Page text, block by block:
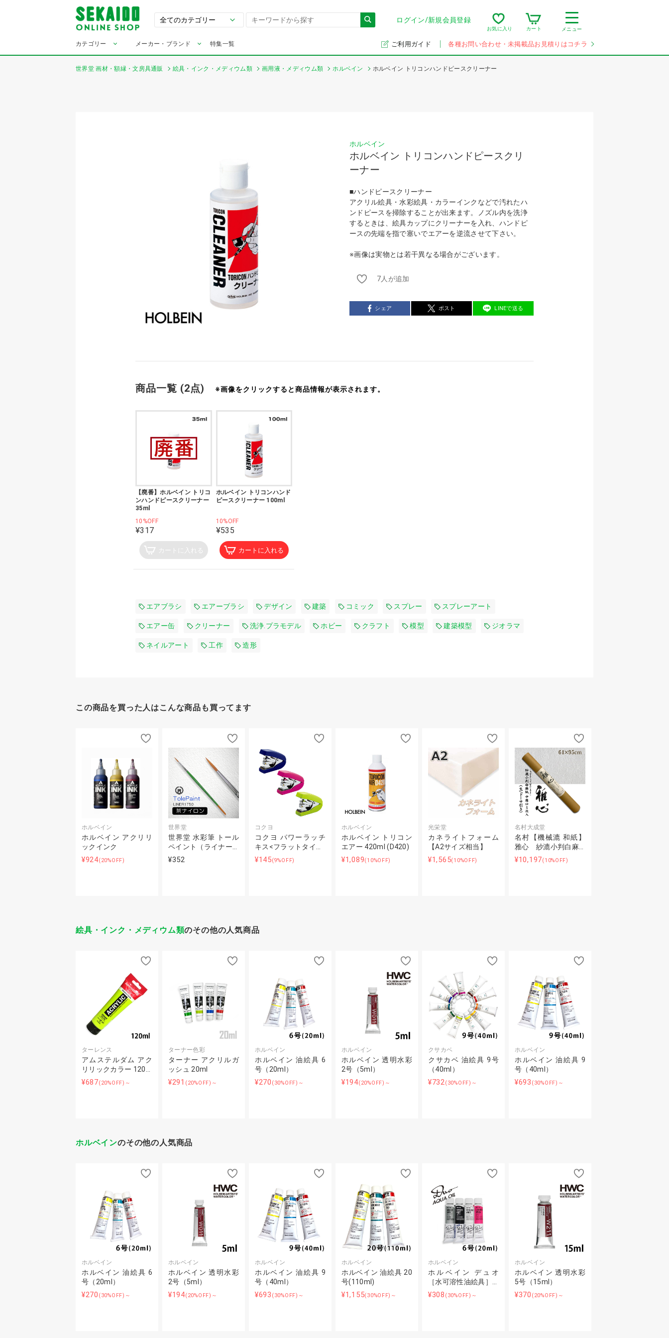
ログイン/新規会員登録
お気に入り カート メニュー
カテゴリー メーカー・ブランド 特集一覧 ご利用ガイド 各種お問い合わせ・未掲載品お見積りはコチラ
世界堂 画材・額縁・文房具通販 絵具・インク・メディウム類 画用液・メディウム類 ホルベイン ホルベイン トリコンハンドピースクリーナー
ホルベイン
ホルベイン トリコンハンドピースクリ
ーナー
■ハンドピースクリーナー
アクリル絵具・水彩絵具・カラーインクなどで汚れたハ
ンドピースを掃除することが出来ます。ノズル内を洗浄
するときは、絵具カップにクリーナーを入れ、ハンドピ
ースの先端を指で塞いでエアーを逆流させて下さい。
※画像は実物とは若干異なる場合がございます。
7人が追加
シェア ポスト LINEで送る
商品一覧 (2点) ※画像をクリックすると商品情報が表示されます。
【廃番】ホルベイン トリコ
ンハンドピースクリーナー
35ml
10%OFF
¥317
カートに入れる
ホルベイン トリコンハンド
ピースクリーナー 100ml
10%OFF
¥535
カートに入れる
エアブラシ エアーブラシ デザイン 建築 コミック スプレー スプレーアート
エアー缶 クリーナー 洗浄.プラモデル ホビー クラフト 模型 建築模型 ジオラマ
ネイルアート 工作 造形
この商品を買った人はこんな商品も買ってます
ホルベイン
ホルベイン アクリリ
ックインク
¥924(20%OFF)
世界堂
世界堂 水彩筆 トール
ペイント（ライナー…
¥352
コクヨ
コクヨ パワーラッチ
キス<フラットタイ…
¥145(9%OFF)
ホルベイン
ホルベイン トリコン
エアー 420ml (D420)
¥1,089(10%OFF)
光栄堂
カネライトフォーム
【A2サイズ相当】
¥1,565(10%OFF)
名村大成堂
名村【機械漉 和紙】
雅心 紗漉小判白麻…
¥10,197(10%OFF)
絵具・インク・メディウム類のその他の人気商品
ターレンス
アムステルダム アク
リリックカラー 120…
¥687(20%OFF)～
ターナー色彩
ターナー アクリルガ
ッシュ 20ml
¥291 (20%OFF)～
ホルベイン
ホルベイン 油絵具 6
号（20ml）
¥270 (30%OFF)～
ホルベイン
ホルベイン 透明水彩
2号（5ml）
¥194(20%OFF)～
クサカベ
クサカベ 油絵具 9号
（40ml）
¥732(30%OFF)～
ホルベイン
ホルベイン 油絵具 9
号（40ml）
¥693 (30%OFF)～
ホルベインのその他の人気商品
ホルベイン
ホルベイン 油絵具 6
号（20ml）
¥270 (30%OFF)～
ホルベイン
ホルベイン 透明水彩
2号（5ml）
¥194(20%OFF)～
ホルベイン
ホルベイン 油絵具 9
号（40ml）
¥693 (30%OFF)～
ホルベイン
ホルベイン 油絵具 20
号(110ml)
¥1,155(30%OFF)～
ホルベイン
ホルベイン デュオ
［水可溶性油絵具］…
¥308 (30%OFF)～
ホルベイン
ホルベイン 透明水彩
5号（15ml）
¥370 (20%OFF)～